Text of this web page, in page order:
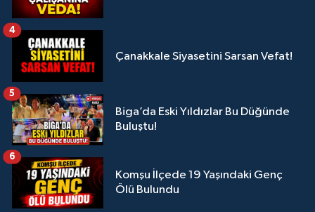
Çanakkale Siyasetini Sarsan Vefat!
4
Biga’da Eski Yıldızlar Bu Düğünde
Buluştu!
5
Komşu İlçede 19 Yaşındaki Genç
Ölü Bulundu
6